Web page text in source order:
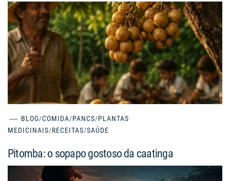
BLOG/COMIDA/PANCS/PLANTAS
MEDICINAIS/RECEITAS/SAÚDE
Pitomba: o sopapo gostoso da caatinga